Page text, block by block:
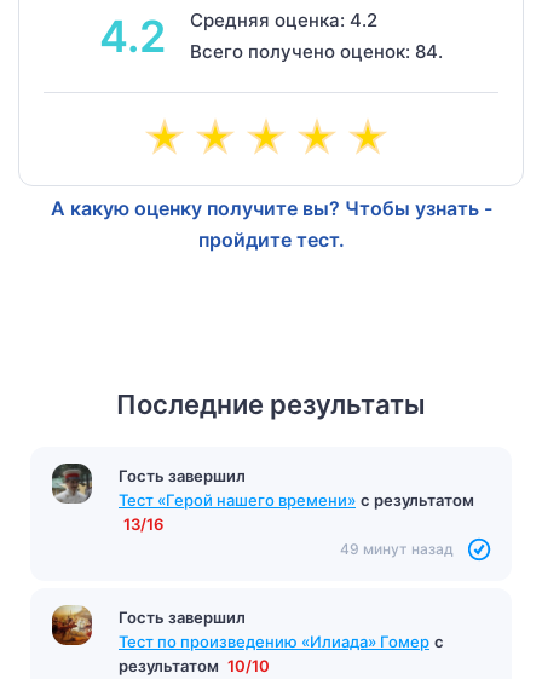
4.2
Средняя оценка: 4.2
Всего получено оценок: 84.
А какую оценку получите вы? Чтобы узнать -
пройдите тест.
Последние результаты
Гость завершил
Тест «Герой нашего времени» с результатом
13/16
49 минут назад
Гость завершил
Тест по произведению «Илиада» Гомер с
результатом 10/10